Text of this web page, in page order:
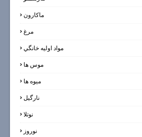
ماکارون
مرغ
مواد اوليه خانگي
موس ها
میوه ها
نارگيل
نوتلا
نوروز